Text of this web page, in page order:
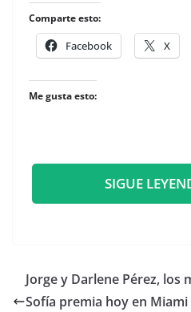
Comparte esto:
Facebook X
Me gusta esto:
SIGUE
​Jorge y Darlene Pérez, los
Sofía premia hoy en